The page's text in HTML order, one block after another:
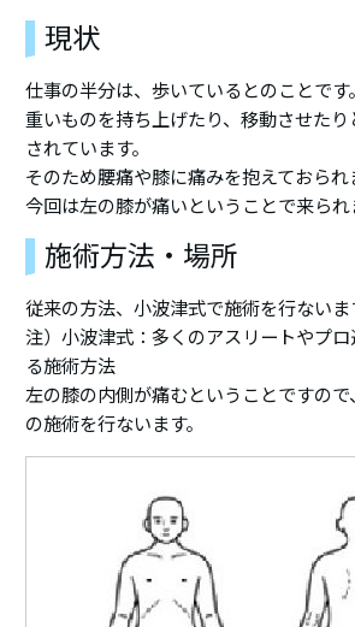
現状
仕事の半分は、歩いているとのことです。
重いものを持ち上げたり、移動させた
されています。
そのため腰痛や膝に痛みを抱えておられ
今回は左の膝が痛いということで来られ
施術方法・場所
従来の方法、小波津式で施術を行ないま
注）小波津式：多くのアスリートやプ
る施術方法
左の膝の内側が痛むということですの
の施術を行ないます。